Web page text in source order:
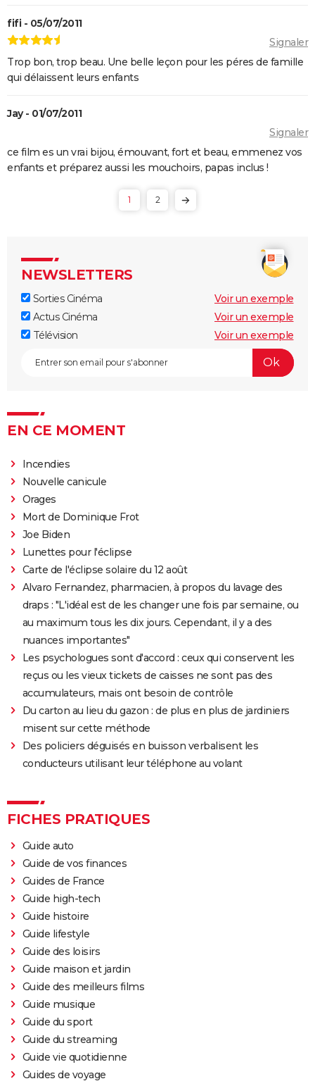
fifi - 05/07/2011
Signaler
Trop bon, trop beau. Une belle leçon pour les péres de famille
qui délaissent leurs enfants
Jay - 01/07/2011
Signaler
ce film es un vrai bijou, émouvant, fort et beau, emmenez vos
enfants et préparez aussi les mouchoirs, papas inclus !
1 2
NEWSLETTERS
Sorties Cinéma
Voir un exemple
Actus Cinéma
Voir un exemple
Télévision
Voir un exemple
EN CE MOMENT
Incendies
Nouvelle canicule
Orages
Mort de Dominique Frot
Joe Biden
Lunettes pour l'éclipse
Carte de l'éclipse solaire du 12 août
Alvaro Fernandez, pharmacien, à propos du lavage des
draps : "L'idéal est de les changer une fois par semaine, ou
au maximum tous les dix jours. Cependant, il y a des
nuances importantes"
Les psychologues sont d'accord : ceux qui conservent les
reçus ou les vieux tickets de caisses ne sont pas des
accumulateurs, mais ont besoin de contrôle
Du carton au lieu du gazon : de plus en plus de jardiniers
misent sur cette méthode
Des policiers déguisés en buisson verbalisent les
conducteurs utilisant leur téléphone au volant
FICHES PRATIQUES
Guide auto
Guide de vos finances
Guides de France
Guide high-tech
Guide histoire
Guide lifestyle
Guide des loisirs
Guide maison et jardin
Guide des meilleurs films
Guide musique
Guide du sport
Guide du streaming
Guide vie quotidienne
Guides de voyage